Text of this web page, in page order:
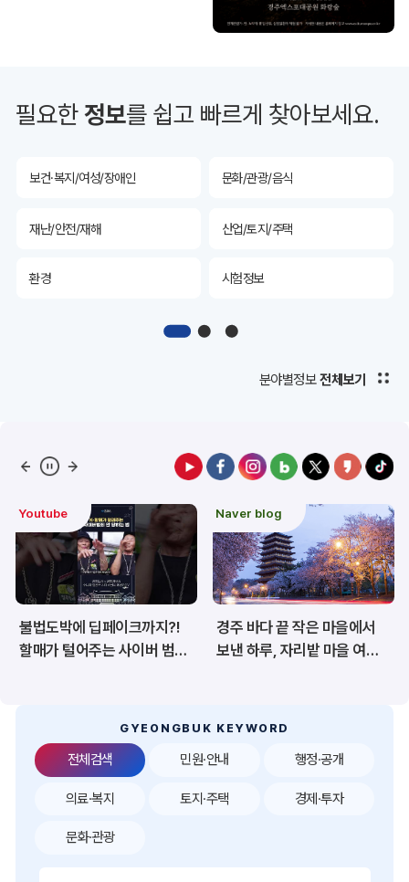
필요한정보를 쉽고 빠르게 찾아보세요.
공공데이터&통계
산림 해양/수산
보건·복지/여성/장애인 문화/관광/음식
재난/안전/재해 산업/토지/주택
환경 시험정보
디지털아카이브
공공데이터&통계
산림 해양/수산
보건·복지/여성/장애인 문화/관광/음식
재난/안전/재해 산업/토지/주택
환경 시험정보
공공데이터&통계
분야별정보 전체보기
Naver blog
경주 바다 끝 작은 마을에서
보낸 하루, 자리밭 마을 여름
도정 주요이슈
경북 백두대간 트레일6
챌린지, 6월 20일 상주서
GYEONGBUK KEYWORD
전체검색 민원·안내 행정·공개
의료·복지 토지·주택 경제·투자
문화·관광